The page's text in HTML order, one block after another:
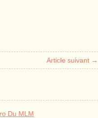
Article suivant →
Du MLM